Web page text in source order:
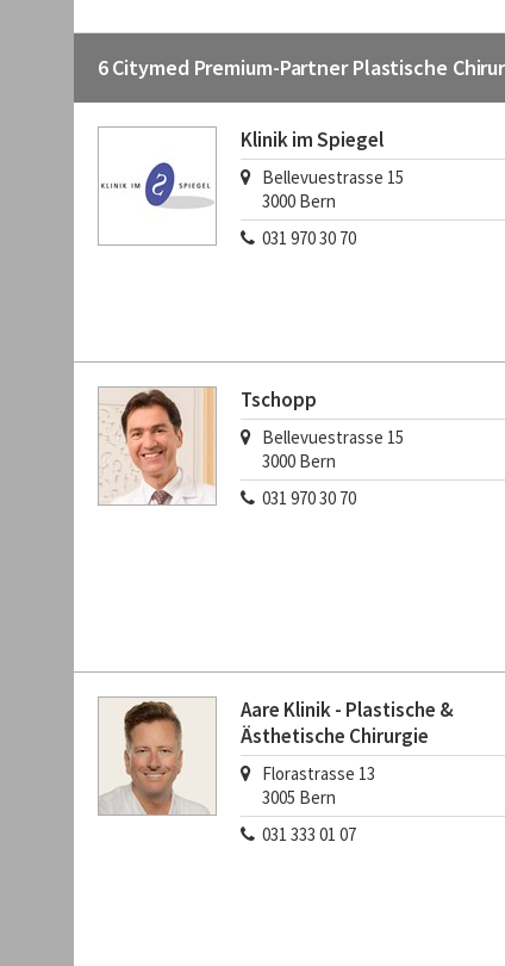
6 Citymed Premium-Partner Plastische
Klinik im Spiegel
Bellevuestrasse 15
3000 Bern
031 970 30 70
Tschopp
Bellevuestrasse 15
3000 Bern
031 970 30 70
Aare Klinik - Plastische &
Ästhetische Chirurgie
Florastrasse 13
3005 Bern
031 333 01 07